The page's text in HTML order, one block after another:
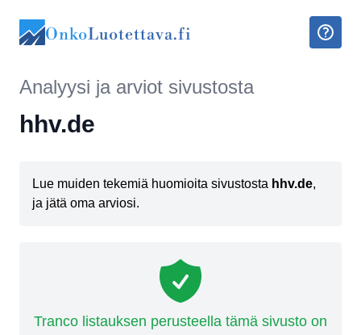
OnkoLuotettava.fi
Analyysi ja arviot sivustosta
hhv.de
Lue muiden tekemiä huomioita sivustosta hhv.de,
ja jätä oma arviosi.
Tranco listauksen perusteella tämä sivusto on